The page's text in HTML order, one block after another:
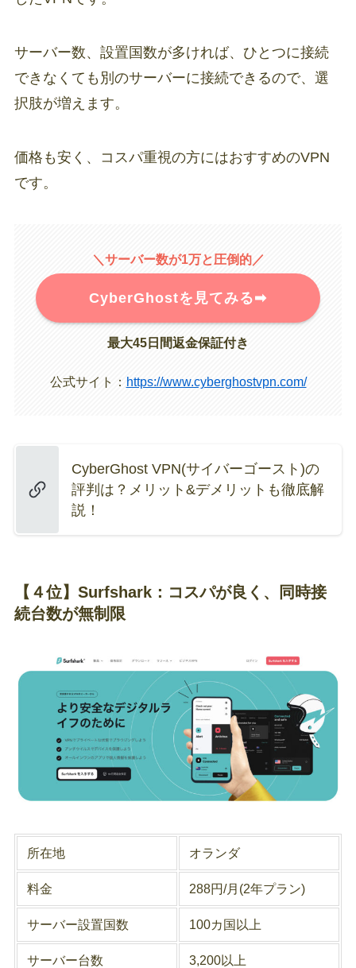
サーバー数、設置国数が多ければ、ひとつに接続
できなくても別のサーバーに接続できるので、選
択肢が増えます。
価格も安く、コスパ重視の方にはおすすめのVPN
です。
＼サーバー数が1万と圧倒的／
CyberGhostを見てみる➡︎
最大45日間返金保証付き
公式サイト： https://www.cyberghostvpn.com/
CyberGhost VPN(サイバーゴースト)の
評判は？メリット&デメリットも徹底解
説！
【４位】Surfshark：コスパが良く、同時接
続台数が無制限
所在地 オランダ
料金 288円/月(2年プラン)
サーバー設置国数 100カ国以上
サーバー台数 3,200以上